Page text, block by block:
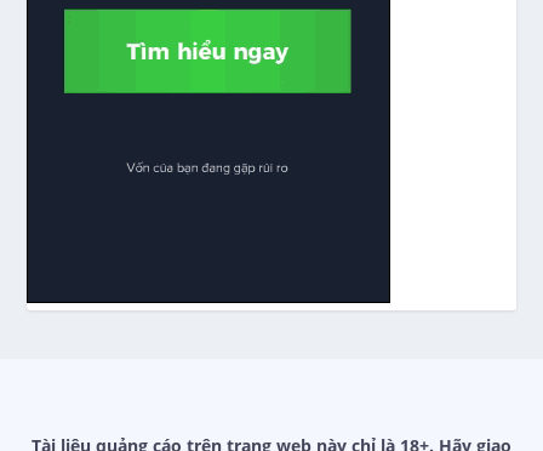
Tài liệu quảng cáo trên trang web này chỉ là 18+. Hãy giao